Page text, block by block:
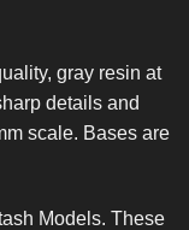
gray resin at
details and
scale. Bases are
Models. These